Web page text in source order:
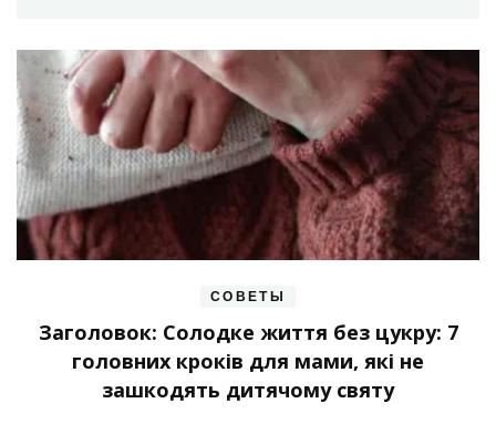
СОВЕТЫ
Заголовок: Солодке життя без цукру: 7
головних кроків для мами, які не
зашкодять дитячому святу